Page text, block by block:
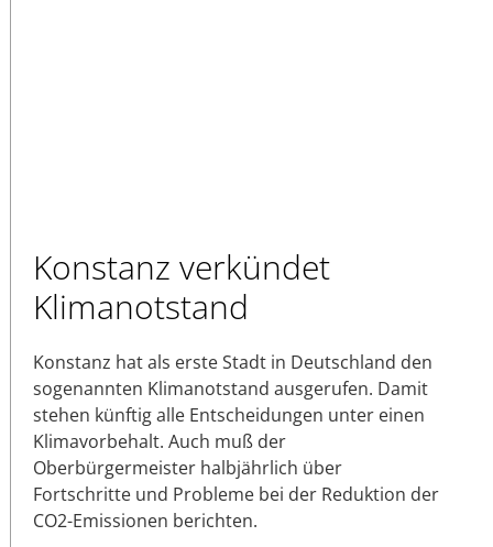
Konstanz verkündet
Klimanotstand
Konstanz hat als erste Stadt in Deutschland den
sogenannten Klimanotstand ausgerufen. Damit
stehen künftig alle Entscheidungen unter einen
Klimavorbehalt. Auch muß der
Oberbürgermeister halbjährlich über
Fortschritte und Probleme bei der Reduktion der
CO2-Emissionen berichten.